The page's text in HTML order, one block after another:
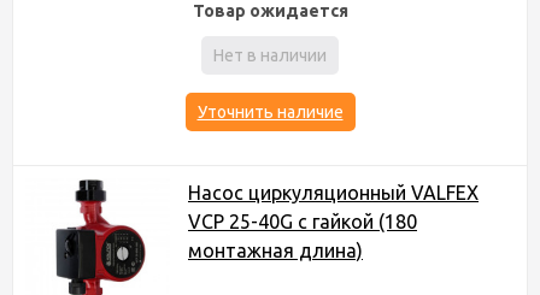
Товар ожидается
Нет в наличии
Уточнить наличие
Насос циркуляционный VALFEX
VCP 25-40G с гайкой (180
монтажная длина)